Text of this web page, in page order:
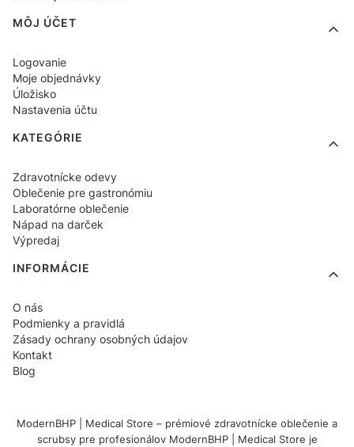
MÔJ ÚČET
Logovanie
Moje objednávky
Úložisko
Nastavenia účtu
KATEGÓRIE
Zdravotnícke odevy
Oblečenie pre gastronómiu
Laboratórne oblečenie
Nápad na darček
Výpredaj
INFORMÁCIE
O nás
Podmienky a pravidlá
Zásady ochrany osobných údajov
Kontakt
Blog
ModernBHP | Medical Store – prémiové zdravotnícke oblečenie a
scrubsy pre profesionálov ModernBHP | Medical Store je